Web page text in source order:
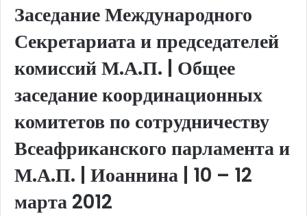
Заседание Международного
Секретариата и председателей
комиссий М.А.П. | Общее
заседание координационных
комитетов по сотрудничеству
Всеафриканского парламента и
М.А.П. | Иоаннина | 10 – 12
марта 2012